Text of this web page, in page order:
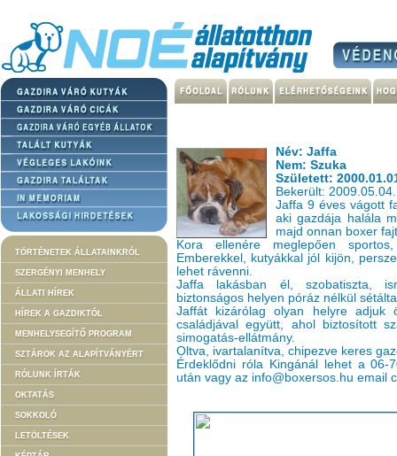
TÖRTÉNETEK ÁLLATAINKRÓL
SZERGÉNYI MENHELY
ÁLLATI HÍREK
HÍREK A GAZDIKTÓL
MENHELYSEGÍTŐ PROGRAM
SZTÁROK AZ ALAPÍTVÁNYÉRT
RÓLUNK ÍRTÁK
OKTATÁS
SOKKOLÓ
LETÖLTÉSEK
Név: Jaffa
Nem: Szuka
Született:
Bekerült: 2009.05.04.
Jaffa 9 éves vágott
aki gazdája halála
majd onnan boxer
Kora ellenére meglepően
Emberekkel, kutyákkal jól kijön,
lehet rávenni.
Jaffa lakásban él, szobatiszta,
biztonságos helyen póráz nélkül
Jaffát kizárólag olyan helyre
családjával együtt, ahol biztosított
simogatás-ellátmány.
Oltva, ivartalanítva, chipezve keres
Érdeklődni róla Kingánál lehet a 06-
után vagy az info@boxersos.hu email